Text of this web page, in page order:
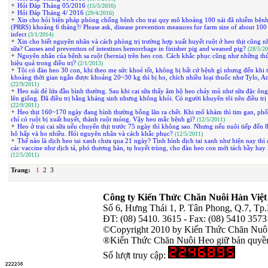
Hỏi Đáp Tháng 05/2016 (15/5/2016)
Hỏi Đáp Tháng 4/ 2016 (29/4/2016)
Xin cho hỏi biện pháp phòng chống bệnh cho trại quy mô khoảng 100 nái đã nhiễm
(PRRS) khoảng 6 tháng?/ Please ask, disease prevention measures for farm size of about 100
infect (3/1/2014)
Xin cho biết nguyên nhân và cách phòng trị trường hợp xuất huyết ruột ở heo thịt cũng
sữa? Causes and prevention of intestines hemorrhage in finisher pig and weaned pig? (28/5/
Nguyên nhân của bệnh sa ruột (hernia) trên heo con. Cách khắc phục cũng như những
hiệu quả trong điều trị? (2/1/2013)
Tôi có đàn heo 30 con, khi theo mẹ sức khoẻ tốt, không bị bất cứ bệnh gì nhưng đến khi
khoảng thời gian ngắn được khoảng 20~30 kg thì bị ho, chích nhiều loại thuốc như Tylo,
(22/9/2011)
Heo nái đẻ lứa đầu bình thường. Sau khi cai sữa thấy âm hộ heo chảy mủ như sữa đặc
lên giống. Đã điều trị bằng kháng sinh nhưng không khỏi. Có người khuyên tôi nên điều trị
(22/9/2011)
Heo thịt 160~170 ngày đang bình thường bỗng lăn ra chết. Khi mổ khám thì tim gan,
chỉ có ruột bị xuất huyết, thành ruột mỏng. Vậy heo mắc bệnh gì? (12/5/2011)
Heo ở trại cai sữa nếu chuyển thịt trước 75 ngày thì không sao. Nhưng nếu nuôi tiếp đến
hô hấp và ho nhiều. Hỏi nguyên nhân và cách khắc phục? (12/5/2011)
Thế nào là dịch heo tai xanh chưa qua 21 ngày? Tình hình dịch tai xanh như hiện nay thì
các vaccine như dịch tả, phó thương hàn, tụ huyết trùng, cho đàn heo con mới tách bầy hay
(12/5/2011)
Trang: 1 2 3
Công ty Kiến Thức Chăn Nuôi Hàn Việt
Số 6, Hưng Thái 1, P. Tân Phong, Q.7,
ĐT: (08) 5410. 3615 - Fax: (08) 5410
©Copyright 2010 by Kiến Thức Chăn
®Kiến Thức Chăn Nuôi Heo giữ bản
Số lượt truy cập: